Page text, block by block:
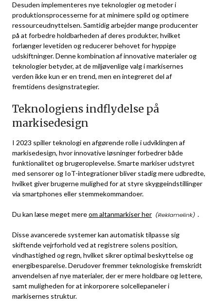
Desuden implementeres nye teknologier og metoder i
produktionsprocesserne for at minimere spild og optimere
ressourceudnyttelsen. Samtidig arbejder mange producenter
på at forbedre holdbarheden af deres produkter, hvilket
forlænger levetiden og reducerer behovet for hyppige
udskiftninger. Denne kombination af innovative materialer og
teknologier betyder, at de miljøvenlige valg i markisernes
verden ikke kun er en trend, men en integreret del af
fremtidens designstrategier.
Teknologiens indflydelse på
markisedesign
I 2023 spiller teknologi en afgørende rolle i udviklingen af
markisedesign, hvor innovative løsninger forbedrer både
funktionalitet og brugeroplevelse. Smarte markiser udstyret
med sensorer og IoT-integrationer bliver stadig mere udbredte,
hvilket giver brugerne mulighed for at styre skyggeindstillinger
via smartphones eller stemmekommandoer.
Du kan læse meget mereom altanmarkiser her .
Disse avancerede systemer kan automatisk tilpasse sig
skiftende vejrforhold ved at registrere solens position,
vindhastighed og regn, hvilket sikrer optimal beskyttelse og
energibesparelse. Derudover fremmer teknologiske fremskridt
anvendelsen af nye materialer, der er mere holdbare og lettere,
samt muligheden for at inkorporere solcellepaneler i
markisernes struktur.